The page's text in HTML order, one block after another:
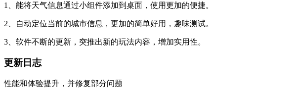
1、能将天气信息通过小组件添加到桌面，使用更加的便捷。
2、自动定位当前的城市信息，更加的简单好用，趣味测试。
3、软件不断的更新，突推出新的玩法内容，增加实用性。
更新日志
性能和体验提升，并修复部分问题